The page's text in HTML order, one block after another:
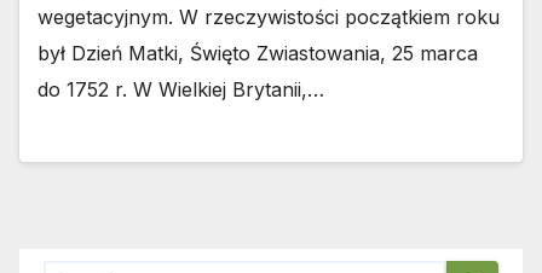
wegetacyjnym. W rzeczywistości początkiem roku
był Dzień Matki, Święto Zwiastowania, 25 marca
do 1752 r. W Wielkiej Brytanii,…